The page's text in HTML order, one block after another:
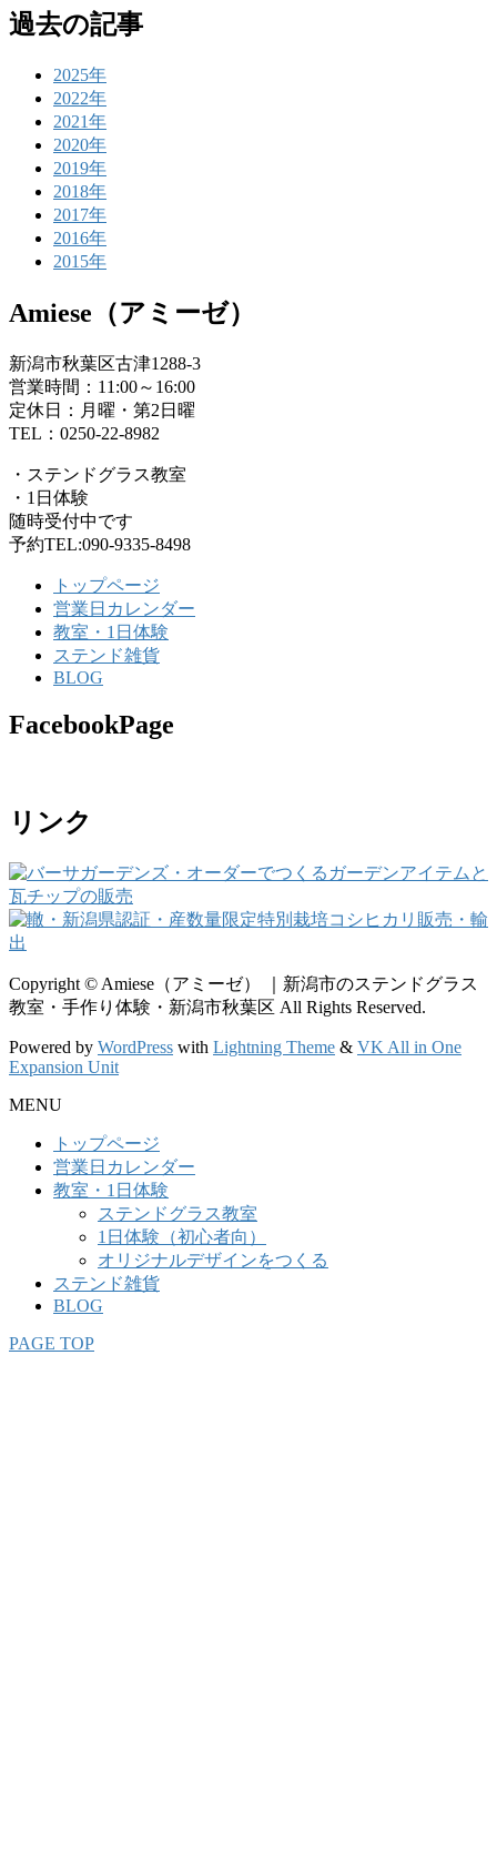
過去の記事
2025年
2022年
2021年
2020年
2019年
2018年
2017年
2016年
2015年
Amiese（アミーゼ）
新潟市秋葉区古津1288-3
営業時間：11:00～16:00
定休日：月曜・第2日曜
TEL：0250-22-8982
・ステンドグラス教室
・1日体験
随時受付中です
予約TEL:090-9335-8498
トップページ
営業日カレンダー
教室・1日体験
ステンド雑貨
BLOG
FacebookPage
リンク
Copyright © Amiese（アミーゼ） ｜新潟市のステンドグラス
教室・手作り体験・新潟市秋葉区 All Rights Reserved.
Powered by WordPress with Lightning Theme & VK All in One
Expansion Unit
MENU
トップページ
営業日カレンダー
教室・1日体験
ステンドグラス教室
1日体験（初心者向）
オリジナルデザインをつくる
ステンド雑貨
BLOG
PAGE TOP